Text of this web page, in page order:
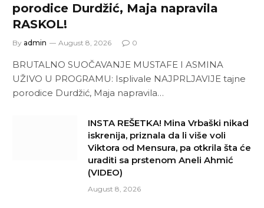
porodice Durdžić, Maja napravila
RASKOL!
By admin August 8, 2026 0
BRUTALNO SUOČAVANJE MUSTAFE I ASMINA
UŽIVO U PROGRAMU: Isplivale NAJPRLJAVIJE tajne
porodice Durdžić, Maja napravila…
INSTA REŠETKA! Mina Vrbaški nikad
iskrenija, priznala da li više voli
Viktora od Mensura, pa otkrila šta će
uraditi sa prstenom Aneli Ahmić
(VIDEO)
August 8, 2026